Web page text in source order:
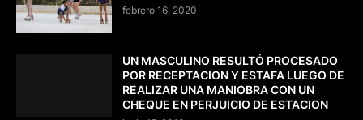
febrero 16, 2020
UN MASCULINO RESULTÓ PROCESADO
POR RECEPTACION Y ESTAFA LUEGO DE
REALIZAR UNA MANIOBRA CON UN
CHEQUE EN PERJUICIO DE ESTACION